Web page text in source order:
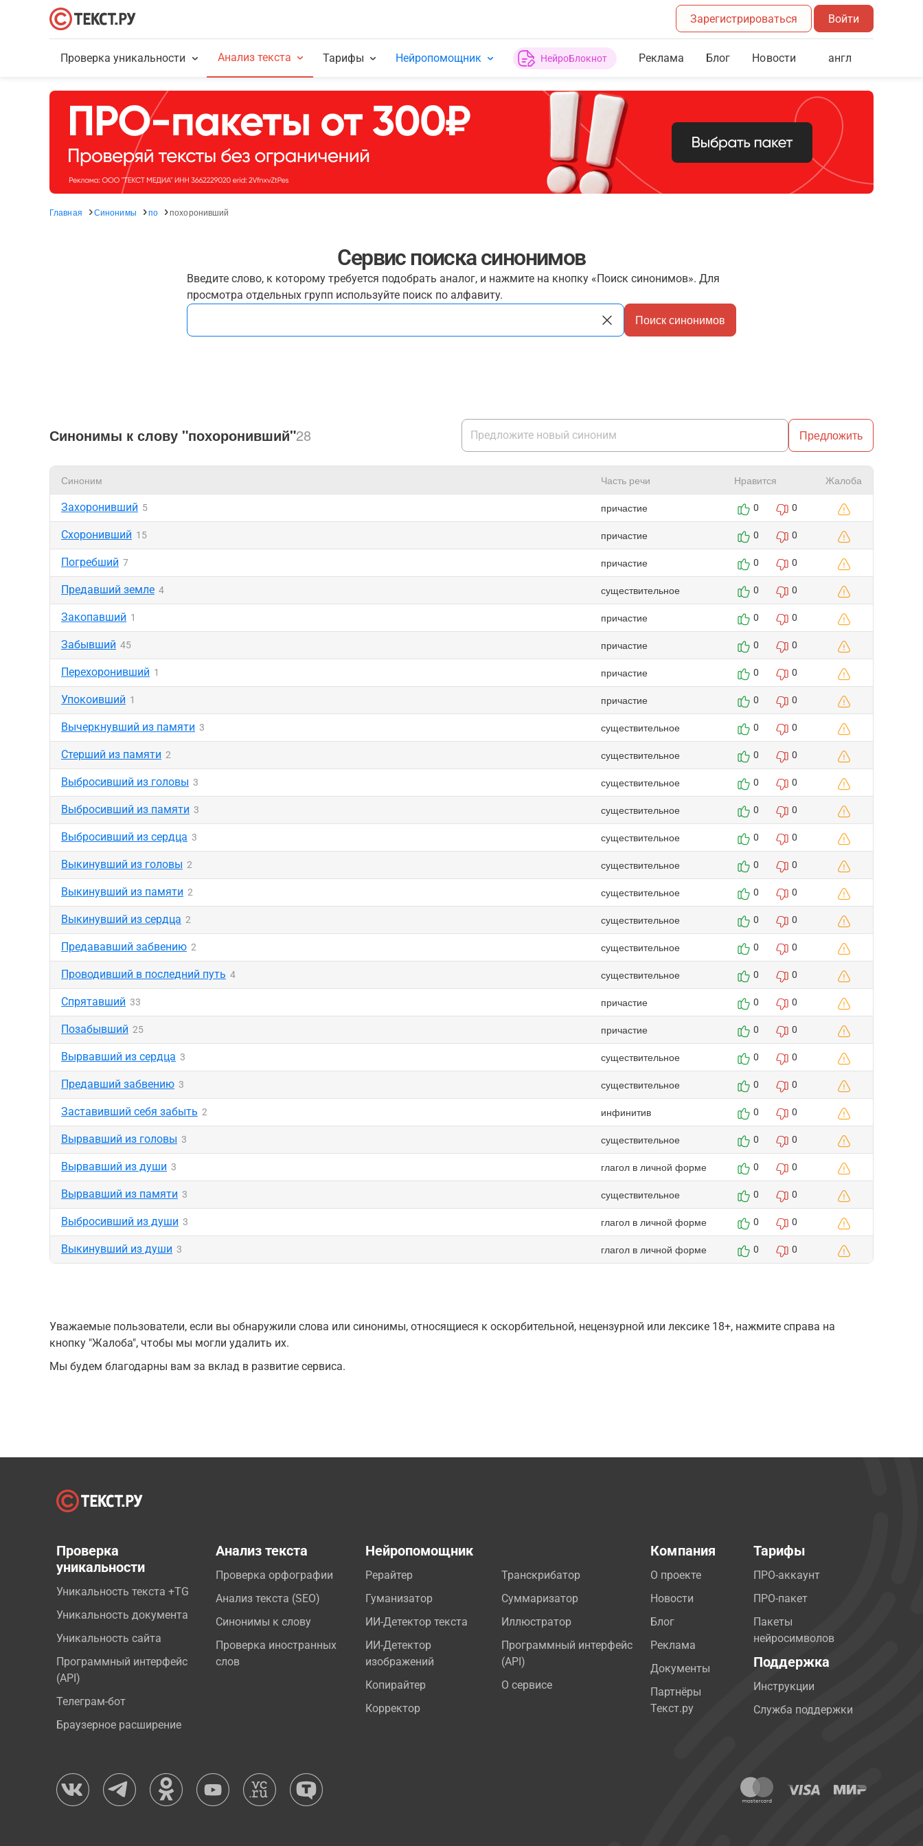
Зарегистрироваться Войти
Проверка уникальности Анализ текста Тарифы Нейропомощник НейроБлокнот Реклама Блог Новости англ
Главная Синонимы по похоронивший
Сервис поиска синонимов
Введите слово, к которому требуется подобрать аналог, и нажмите на кнопку «Поиск синонимов». Для
просмотра отдельных групп используйте поиск по алфавиту.
Поиск синонимов
Синонимы к слову "похоронивший"28 Предложить
Синоним Часть речи Нравится Жалоба
Захоронивший 5 причастие 0 0
Схоронивший 15 причастие 0 0
Погребший 7 причастие 0 0
Предавший земле 4 существительное 0 0
Закопавший 1 причастие 0 0
Забывший 45 причастие 0 0
Перехоронивший 1 причастие 0 0
Упокоивший 1 причастие 0 0
Вычеркнувший из памяти 3 существительное 0 0
Стерший из памяти 2 существительное 0 0
Выбросивший из головы 3 существительное 0 0
Выбросивший из памяти 3 существительное 0 0
Выбросивший из сердца 3 существительное 0 0
Выкинувший из головы 2 существительное 0 0
Выкинувший из памяти 2 существительное 0 0
Выкинувший из сердца 2 существительное 0 0
Предававший забвению 2 существительное 0 0
Проводивший в последний путь 4 существительное 0 0
Спрятавший 33 причастие 0 0
Позабывший 25 причастие 0 0
Вырвавший из сердца 3 существительное 0 0
Предавший забвению 3 существительное 0 0
Заставивший себя забыть 2 инфинитив 0 0
Вырвавший из головы 3 существительное 0 0
Вырвавший из души 3 глагол в личной форме 0 0
Вырвавший из памяти 3 существительное 0 0
Выбросивший из души 3 глагол в личной форме 0 0
Выкинувший из души 3 глагол в личной форме 0 0
Уважаемые пользователи, если вы обнаружили слова или синонимы, относящиеся к оскорбительной, нецензурной или лексике 18+, нажмите справа на
кнопку "Жалоба", чтобы мы могли удалить их.
Мы будем благодарны вам за вклад в развитие сервиса.
Проверка
уникальности
Уникальность текста +TG
Уникальность документа
Уникальность сайта
Программный интерфейс
(API)
Телеграм-бот
Браузерное расширение
Анализ текста
Проверка орфографии
Анализ текста (SEO)
Синонимы к слову
Проверка иностранных
слов
Нейропомощник
Рерайтер
Гуманизатор
ИИ-Детектор текста
ИИ-Детектор
изображений
Копирайтер
Корректор
Транскрибатор
Суммаризатор
Иллюстратор
Программный интерфейс
(API)
О сервисе
Компания
О проекте
Новости
Блог
Реклама
Документы
Партнёры
Текст.ру
Тарифы
ПРО-аккаунт
ПРО-пакет
Пакеты
нейросимволов
Поддержка
Инструкции
Служба поддержки